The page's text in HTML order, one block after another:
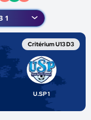
Critérium U13 D3
U.SP 1